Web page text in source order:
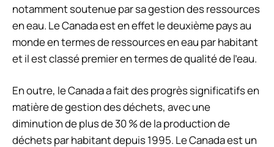
notamment soutenue par sa gestion des ressources
en eau. Le Canada est en effet le deuxième pays au
monde en termes de ressources en eau par habitant
et il est classé premier en termes de qualité de l’eau.
En outre, le Canada a fait des progrès significatifs en
matière de gestion des déchets, avec une
diminution de plus de 30 % de la production de
déchets par habitant depuis 1995. Le Canada est un